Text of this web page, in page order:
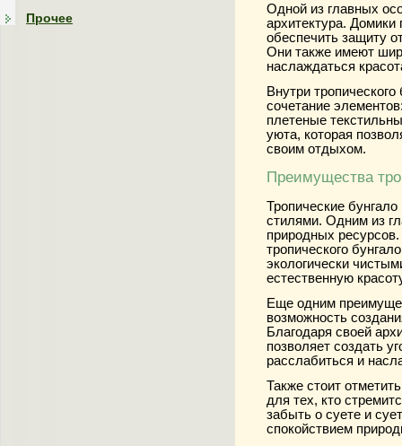
Прочее
Одной из главных
архитектура.
обеспечить защиту
Они также имеют
наслаждаться
Внутри
сочетание
плетеные
уюта, которая
своим отдыхом.
Преимущества
Тропические
стилями. Одним из
природных
тропического
экологически
естественную
Еще одним
возможность
Благодаря своей
позволяет создать
расслабиться и
Также стоит
для тех, кто
забыть о суете и
спокойствием